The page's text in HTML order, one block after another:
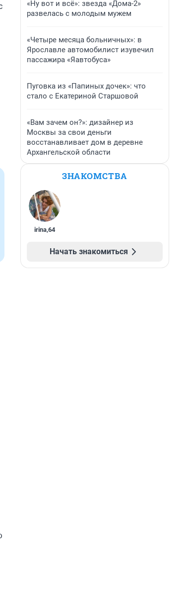
«Ну вот и всё»: звезда «Дома-2»
развелась с молодым мужем
«Четыре месяца больничных»: в
Ярославле автомобилист изувечил
пассажира «Яавтобуса»
Пуговка из «Папиных дочек»: что
стало с Екатериной Старшовой
«Вам зачем он?»: дизайнер из
Москвы за свои деньги
восстанавливает дом в деревне
Архангельской области
ЗНАКОМСТВА
irina,64
Начать знакомиться